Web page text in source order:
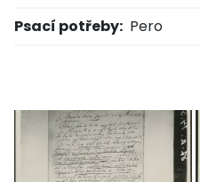
Psací potřeby: Pero